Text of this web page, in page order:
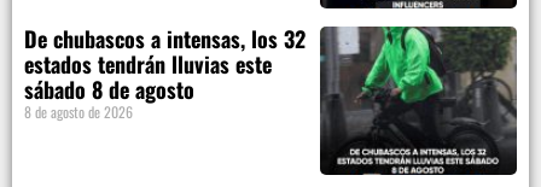
De chubascos a intensas, los 32
estados tendrán lluvias este
sábado 8 de agosto
8 de agosto de 2026